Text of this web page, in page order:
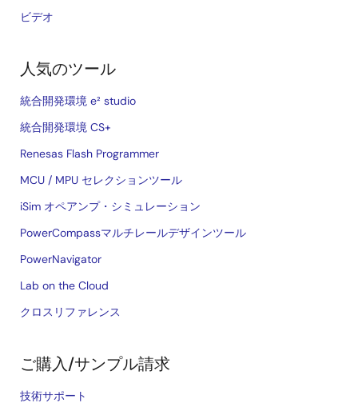
ビデオ
人気のツール
統合開発環境 e² studio
統合開発環境 CS+
Renesas Flash Programmer
MCU / MPU セレクションツール
iSim オペアンプ・シミュレーション
PowerCompassマルチレールデザインツール
PowerNavigator
Lab on the Cloud
クロスリファレンス
ご購入/サンプル請求
技術サポート